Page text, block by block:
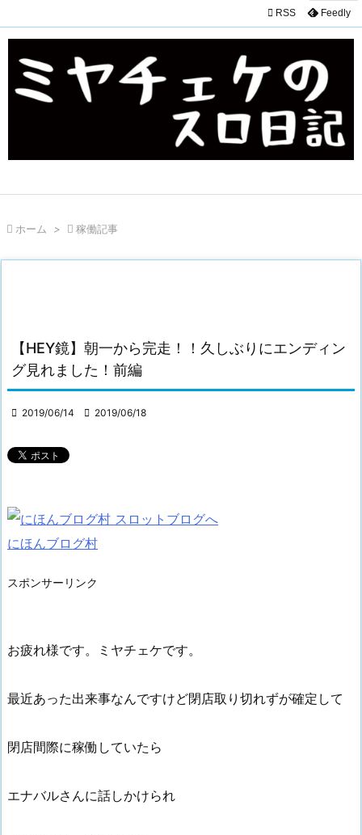
 RSS Feedly
 ホーム >  稼働記事
【HEY鏡】朝一から完走！！久しぶりにエンディン
グ見れました！前編
 2019/06/14  2019/06/18
にほんブログ村
スポンサーリンク
お疲れ様です。ミヤチェケです。
最近あった出来事なんですけど閉店取り切れずが確定して
閉店間際に稼働していたら
エナバルさんに話しかけられ